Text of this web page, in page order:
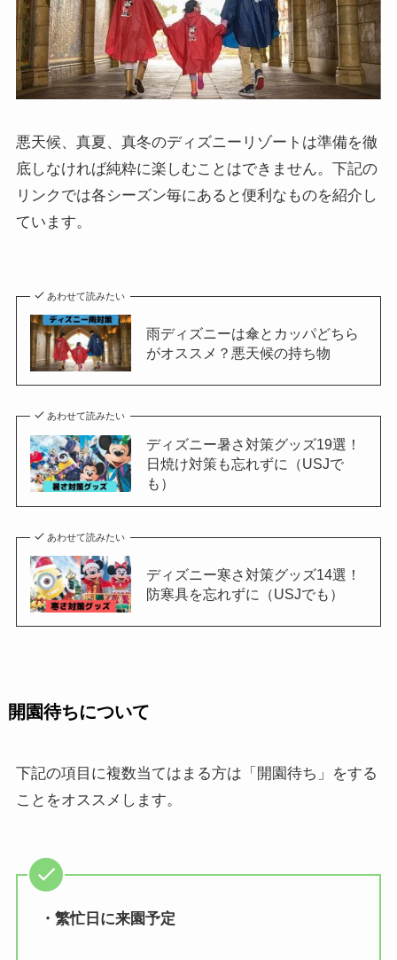
悪天候、真夏、真冬のディズニーリゾートは準備を徹
底しなければ純粋に楽しむことはできません。下記の
リンクでは各シーズン毎にあると便利なものを紹介し
ています。
あわせて読みたい
雨ディズニーは傘とカッパどちら
がオススメ？悪天候の持ち物
あわせて読みたい
ディズニー暑さ対策グッズ19選！
日焼け対策も忘れずに（USJで
も）
あわせて読みたい
ディズニー寒さ対策グッズ14選！
防寒具を忘れずに（USJでも）
開園待ちについて
下記の項目に複数当てはまる方は「開園待ち」をする
ことをオススメします。
・繁忙日に来園予定